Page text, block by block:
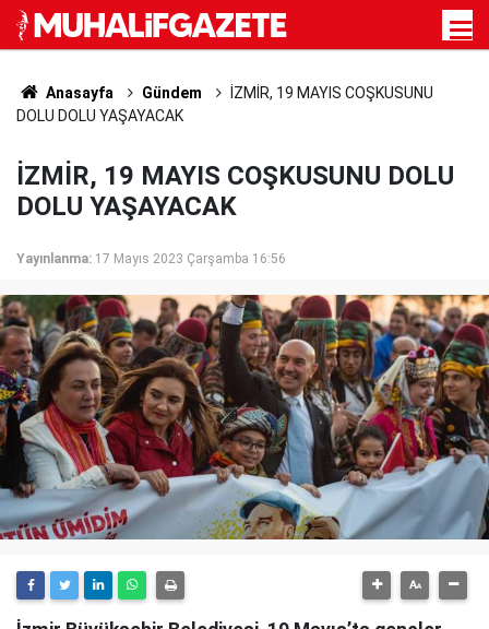
Anasayfa Gündem
İZMİR, 19 MAYIS COŞKUSUNU
DOLU DOLU YAŞAYACAK
İZMİR, 19 MAYIS COŞKUSUNU DOLU
DOLU YAŞAYACAK
Yayınlanma: 17 Mayıs 2023 Çarşamba 16:56